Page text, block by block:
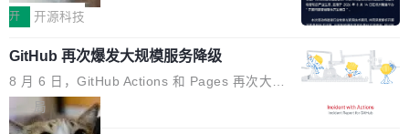
度宣传的。」 这才是真正的痛点。不是所有论文
都有问题，是最吸引眼球的那批论文最有问题。
他引用的帖子来自 Mathew Shen，一位 ICLR 2
026 的读者：「看了篇 ...
认为现代 AI 领域最重要的三个开源项目。 第一
理由很具体。FA 系列不需要解释，但 FA2 是他
认为最重要的一个——复杂度恰到好处，刚好能
驱动你去学 CuTe，但还没被那些"邪恶的" Hopp
er++ 优化所淹没，足够容易修改和适配。 更关
单点设备迈向智能化、网联化、协同化发展。作
鸿蒙通过统一技术底座和分布式能力，为不同类
型智能设备的开发、连接与互联提供关键支撑，
也为产业链企业探索产品创新与商业增长打开新
的空间。 8月14日，开源鸿蒙智能硬件开发者日
开 开源科技
GitHub 再次爆发大规模服务降级
8 月 6 日，GitHub Actions 和 Pages 再次大规
模服务降级，Actions 完全不可用超过 5 小时，
webhook 停发，连自托管 runner 也因调度层故
局